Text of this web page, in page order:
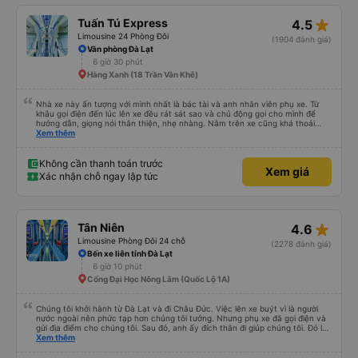
Tuấn Tú Express
Limousine 24 Phòng Đôi
4.5 star_rate
(1904 đánh giá)
Văn phòng Đà Lạt
6 giờ 30 phút
Hàng Xanh (18 Trần Văn Khê)
Nhà xe này ấn tượng với mình nhất là bác tài và anh nhân viên phụ xe. Từ
khâu gọi điện đến lúc lên xe đều rát sát sao và chủ động gọi cho mình để
hướng dẫn, giọng nói thân thiện, nhẹ nhàng. Nằm trên xe cũng khá thoải
mái, chăn nệm nước suối đầy đủ. Chuyến xe của mình hầu hết là các cô bác
nhưng các anh hướng dẫn mình xuống ở đây không có ma nào dám chở đâu
( vì đây là địa bàn của thế lực xe ôm ngầm, dân chơi cỏ kẹo ke...) Và thế là
mình được chở xuống Ngã 3 thành , nơi sáng sủa an toàn hơn. Một Chuyến
Xem thêm
Không cần thanh toán trước
Xác nhận chỗ ngay lập tức
Xem giá
Tân Niên
Limousine Phòng Đôi 24 chỗ
4.6 star_rate
(2278 đánh giá)
Bến xe liên tỉnh Đà Lạt
6 giờ 10 phút
Cổng Đại Học Nông Lâm (Quốc Lộ 1A)
Chúng tôi khởi hành từ Đà Lạt và đi Châu Đức. Việc lên xe buýt vì là người
nước ngoài nên phức tạp hơn chúng tôi tưởng. Nhưng phụ xe đã gọi điện và
gửi địa điểm cho chúng tôi. Sau đó, anh ấy đích thân đi giúp chúng tôi. Đó là
lần đầu tiên đi xe giường nằm với hai đứa trẻ nhỏ khá thú vị. Chúng tôi không
Xem thêm